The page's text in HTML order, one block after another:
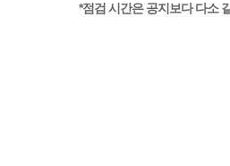
*점검 시간은 공지보다 다소